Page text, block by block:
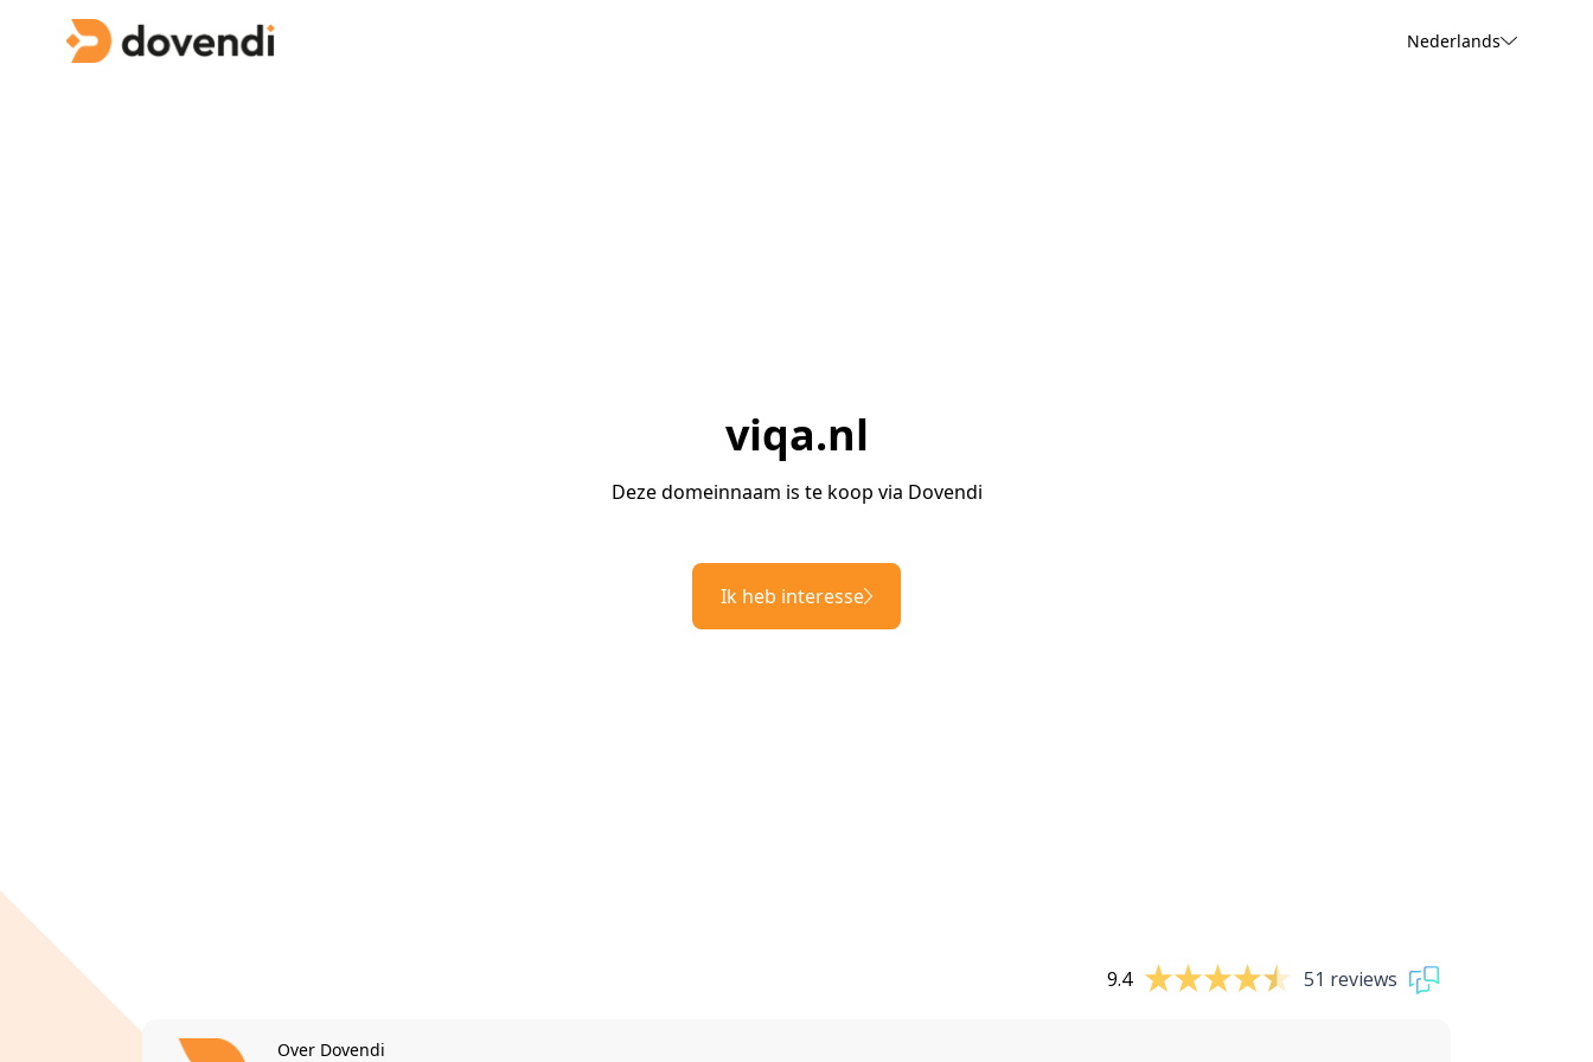
Nederlands
viqa.nl
Deze domeinnaam is te koop via Dovendi
Ik heb interesse
9.4 51 reviews
Over Dovendi